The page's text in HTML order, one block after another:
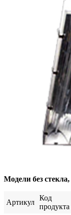
Модели без
Артикул
Код
продукта